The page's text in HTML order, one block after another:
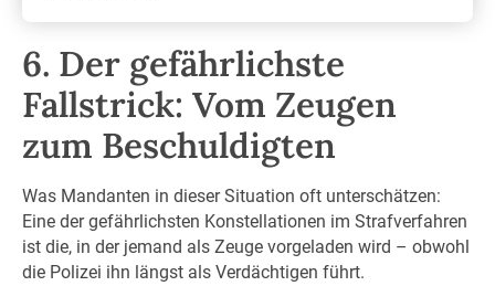
6. Der gefährlichste
Fallstrick: Vom Zeugen
zum Beschuldigten
Was Mandanten in dieser Situation oft unterschätzen:
Eine der gefährlichsten Konstellationen im Strafverfahren
ist die, in der jemand als Zeuge vorgeladen wird – obwohl
die Polizei ihn längst als Verdächtigen führt.